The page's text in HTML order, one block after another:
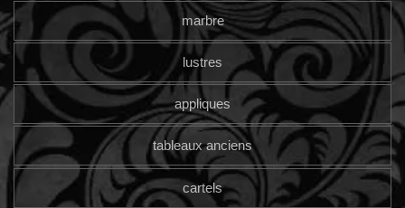
marbre
lustres
appliques
tableaux anciens
cartels